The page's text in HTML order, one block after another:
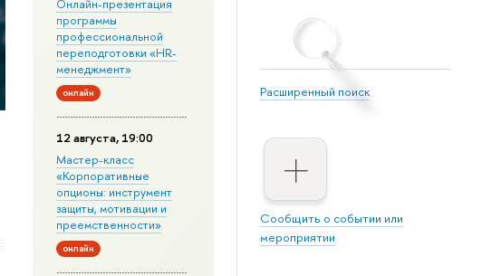
Расширенный поиск
Сообщить о событии или
мероприятии
Онлайн-презентация
программы
профессиональной
переподготовки «HR-
менеджмент»
онлайн
12 августа, 19:00
Мастер-класс
«Корпоративные
опционы: инструмент
защиты, мотивации и
преемственности»
онлайн